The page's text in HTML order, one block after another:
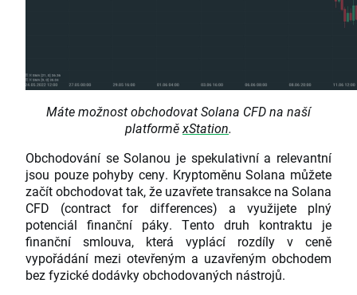
Máte možnost obchodovat Solana CFD na naší
platforměxStation.
Obchodování se Solanou je spekulativní a relevantní
jsou pouze pohyby ceny. Kryptoměnu Solana můžete
začít obchodovat tak, že uzavřete transakce na Solana
CFD (contract for differences) a využijete plný
potenciál finanční páky. Tento druh kontraktu je
finanční smlouva, která vyplácí rozdíly v ceně
vypořádání mezi otevřeným a uzavřeným obchodem
bez fyzické dodávky obchodovaných nástrojů.